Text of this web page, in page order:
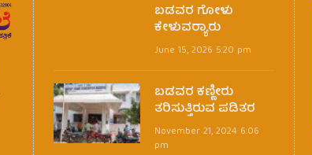
ಬಡವರ ಗೋಳು
ಕೇಳುವರ‍್ಯಾರು
June 15, 2026 5:20 pm
ಬಡವರ ಕಣ್ಣೀರು
ತರಿಸುತ್ತಿರುವ ಪಡಿತರ
November 21, 2024 6:06
pm